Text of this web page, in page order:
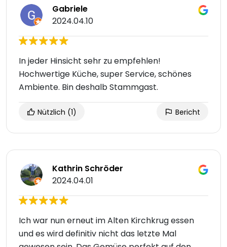
Gabriele
2024.04.10
In jeder Hinsicht sehr zu empfehlen!
Hochwertige Küche, super Service, schönes
Ambiente. Bin deshalb Stammgast.
Nützlich (1) Bericht
Kathrin Schröder
2024.04.01
Ich war nun erneut im Alten Kirchkrug essen
und es wird definitiv nicht das letzte Mal